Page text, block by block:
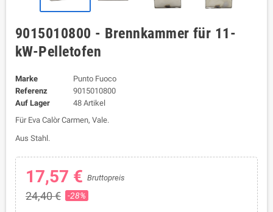
9015010800 - Brennkammer für 11-
kW-Pelletofen
Marke
Punto Fuoco
Referenz
9015010800
Auf Lager
48 Artikel
Für Eva Calòr Carmen, Vale.
Aus Stahl.
17,57 € Bruttopreis
24,40 € -28%